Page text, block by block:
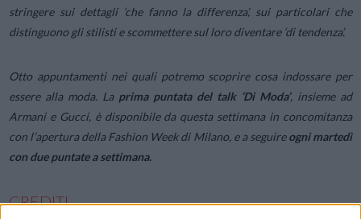
stringere sui dettagli ‘che fanno la differenza’, sui particolari che
distinguono gli stilisti e scommettere sul loro diventare ‘di tendenza’.
Otto appuntamenti nei quali potremo scoprire cosa indossare per
essere alla moda. Laprima puntata del talk ‘Di Moda’, insieme ad
Armani e Gucci, è disponibile da questa settimana in concomitanza
con l’apertura della Fashion Week di Milano, e a seguireogni martedì
con due puntate a settimana.
CREDITI